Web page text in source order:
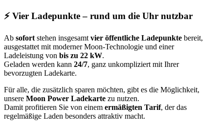
⚡ Vier Ladepunkte – rund um die Uhr nutzbar
Ab sofortstehen insgesamtvier öffentliche Ladepunkte bereit,
ausgestattet mit moderner Moon‑Technologie und einer
Ladeleistung von bis zu 22 kW.
Geladen werden kann 24/7, ganz unkompliziert mit Ihrer
bevorzugten Ladekarte.
Für alle, die zusätzlich sparen möchten, gibt es die Möglichkeit,
unsere Moon Power Ladekarte zu nutzen.
Damit profitieren Sie von einem ermäßigten Tarif, der das
regelmäßige Laden besonders attraktiv macht.